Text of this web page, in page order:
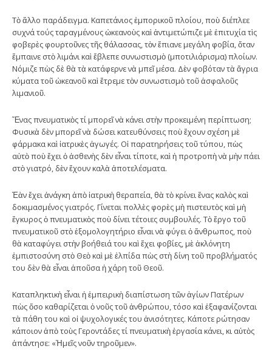
Τὸ ἄλλο παράδειγμα. Καπετάνιος ἐμπορικοῦ πλοίου, ποὺ διέπλεε
συχνά τούς ταραγμένους ὠκεανοὺς καὶ ἀντιμετώπιζε μὲ ἐπιτυχία τὶς
φοβερὲς φουρτοῦνες τῆς θάλασσας, τὸν ἔπιανε μεγάλη φοβία, ὅταν
ἔμπαινε στὸ λιμάνι καὶ ἔβλεπε συνωστισμὸ (μποτιλιάρισμα) πλοίων.
Νόμιζε πὼς δὲ θὰ τὰ κατάφερνε νὰ μπεῖ μέσα. Δὲν φοβόταν τὰ ἄγρια
κύματα τοῦ ὠκεανοῦ καὶ ἔτρεμε τὸν συνωστισμὸ τοῦ ἀσφαλοῦς
λιμανιοῦ.
Ἕνας πνευματικὸς τί μπορεῖ νὰ κάνει στὴν προκειμένη περίπτωση;
Φυσικὰ δὲν μπορεῖ νὰ δώσει κατευθύνσεις ποὺ ἔχουν σχέση μὲ
φάρμακα καὶ ἰατρικὲς ἀγωγές. Οἱ παρατηρήσεις τοῦ τύπου, πὼς
αὐτὸ ποὺ ἔχει ὁ ἀσθενὴς δὲν εἶναι τίποτε, καὶ ἡ προτροπὴ νὰ μὴν πάει
στὸ γιατρό, δὲν ἔχουν καλὰ ἀποτελέσματα.
Ἐὰν ἔχει ἀνάγκη ἀπὸ ἰατρικὴ θεραπεία, θὰ τὸ κρίνει ἕνας καλὸς καὶ
δοκιμασμένος γιατρός. Γίνεται πολλὲς φορὲς μὴ πιστευτὸς καὶ μὴ
ἔγκυρος ὁ πνευματικὸς ποὺ δίνει τέτοιες συμβουλές. Τὸ ἔργο τοῦ
πνευματικοῦ στὸ ἐξομολογητήριο εἶναι νὰ φύγει ὁ ἄνθρωπος, ποὺ
θὰ καταφύγει στὴν βοήθειά του καὶ ἔχει φοβίες, μὲ ἀκλόνητη
ἐμπιστοσύνη στὸ Θεὸ καὶ μὲ ἐλπίδα πὼς στὴ δίνη τοῦ προβλήματός
του δὲν θὰ εἶναι ἀποῦσα ἡ χάρη τοῦ Θεοῦ.
Καταπληκτικὴ εἶναι ἡ ἐμπειρικὴ διαπίστωση τῶν ἁγίων Πατέρων
πὼς ὅσο καθαρίζεται ὁ νοῦς τοῦ ἀνθρώπου, τόσο καὶ ἐξαφανίζονται
τὰ πάθη του καὶ οἱ ψυχολογικές του ἀνισότητες. Κάποτε ρώτησαν
κάποιον ἀπὸ τοὺς Γεροντάδες τί πνευματικὴ ἐργασία κάνει, κι αὐτὸς
ἀπάντησε: «Ἡμεῖς νοῦν τηροῦμεν».